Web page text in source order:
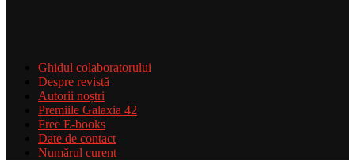
Ghidul colaboratorului
Despre revistă
Autorii noștri
Premiile Galaxia 42
Free E-books
Date de contact
Numărul curent